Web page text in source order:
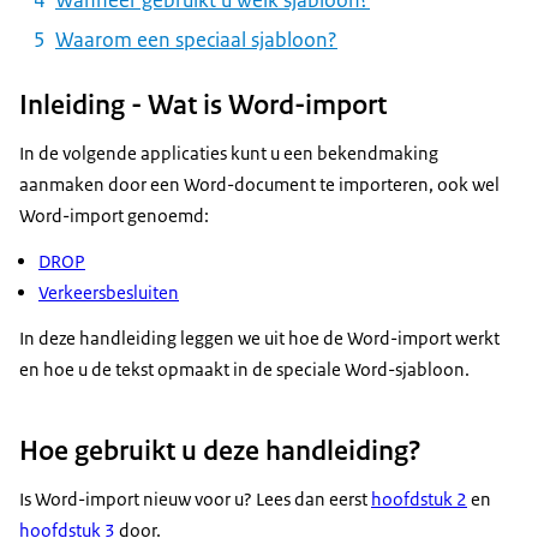
Waarom een speciaal sjabloon?
Inleiding - Wat is Word-import
In de volgende applicaties kunt u een bekendmaking
aanmaken door een Word-document te importeren, ook wel
Word-import genoemd:
DROP
Verkeersbesluiten
In deze handleiding leggen we uit hoe de Word-import werkt
en hoe u de tekst opmaakt in de speciale Word-sjabloon.
Hoe gebruikt u deze handleiding?
Is Word-import nieuw voor u? Lees dan eerst hoofdstuk 2 en
hoofdstuk 3 door.